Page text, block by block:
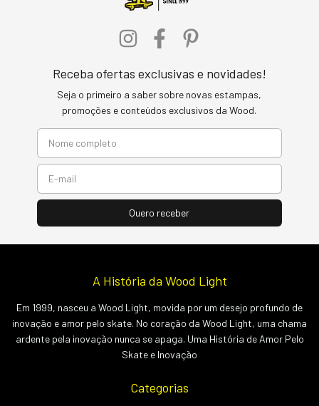
Receba ofertas exclusivas e novidades!
Seja o primeiro a saber sobre novas estampas,
promoções e conteúdos exclusivos da Wood.
A História da Wood Light
Em 1999, nasceu a Wood Light, movida por um desejo profundo de
inovação e amor pelo skate. No coração da Wood Light, uma chama
ardente pela inovação nunca se apaga. Uma História de Amor Pelo
Skate e Inovação
Categorias